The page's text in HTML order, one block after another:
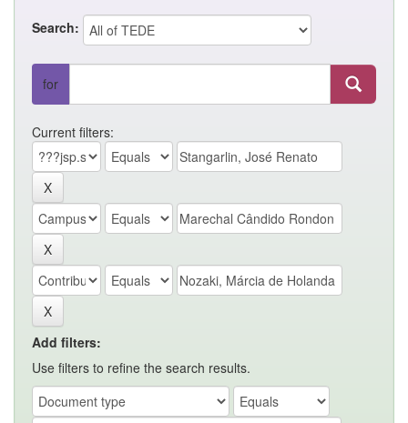
Search:
for
Current filters:
Add filters:
Use filters to refine the search results.